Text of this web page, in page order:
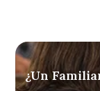
¿Un